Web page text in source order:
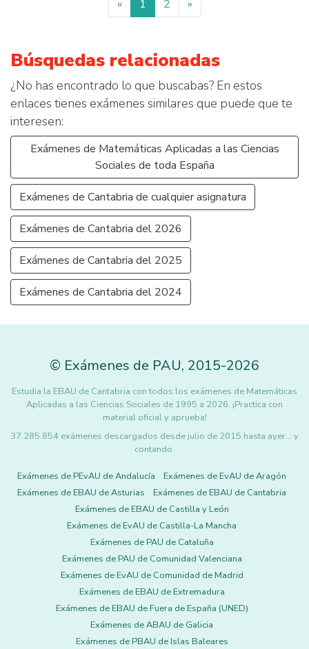
« 1 2 »
Búsquedas relacionadas
¿No has encontrado lo que buscabas? En estos
enlaces tienes exámenes similares que puede que te
interesen:
Exámenes de Matemáticas Aplicadas a las Ciencias
Sociales de toda España
Exámenes de Cantabria de cualquier asignatura
Exámenes de Cantabria del 2026
Exámenes de Cantabria del 2025
Exámenes de Cantabria del 2024
© Exámenes de PAU, 2015-2026
Estudia la EBAU de Cantabria con todos los exámenes de Matemáticas
Aplicadas a las Ciencias Sociales de 1995 a 2026. ¡Practica con
material oficial y aprueba!
37.285.854 exámenes descargados desde julio de 2015 hasta ayer... y
contando.
Exámenes de PEvAU de Andalucía
Exámenes de EvAU de Aragón
Exámenes de EBAU de Asturias
Exámenes de EBAU de Cantabria
Exámenes de EBAU de Castilla y León
Exámenes de EvAU de Castilla-La Mancha
Exámenes de PAU de Cataluña
Exámenes de PAU de Comunidad Valenciana
Exámenes de EvAU de Comunidad de Madrid
Exámenes de EBAU de Extremadura
Exámenes de EBAU de Fuera de España (UNED)
Exámenes de ABAU de Galicia
Exámenes de PBAU de Islas Baleares